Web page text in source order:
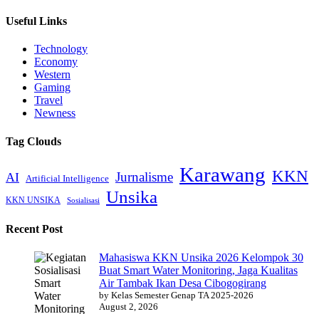
Useful Links
Technology
Economy
Western
Gaming
Travel
Newness
Tag Clouds
AI Artificial Intelligence Jurnalisme Karawang KKN
KKN UNSIKA Sosialisasi Unsika
Recent Post
Mahasiswa KKN Unsika 2026 Kelompok 30
Buat Smart Water Monitoring, Jaga Kualitas
Air Tambak Ikan Desa Cibogogirang
by Kelas Semester Genap TA 2025-2026
August 2, 2026